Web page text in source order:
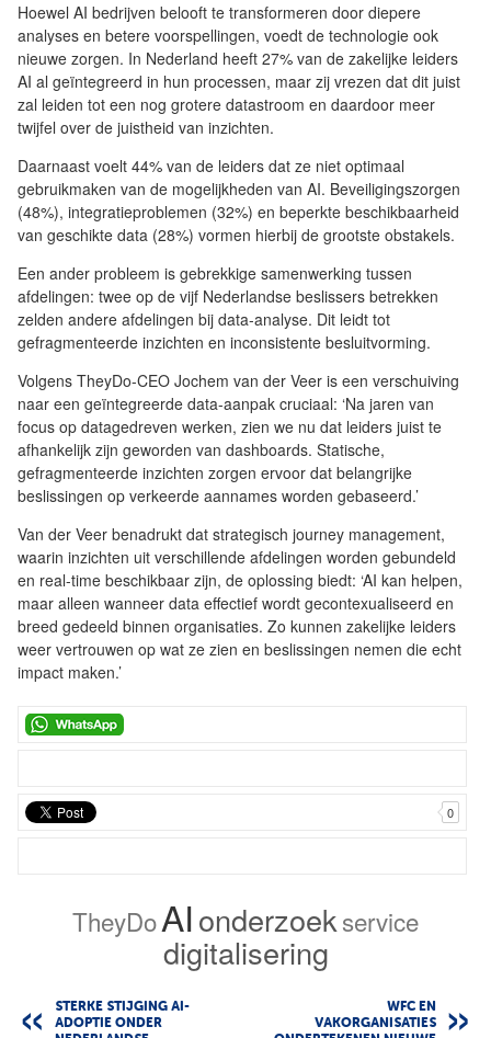
Hoewel AI bedrijven belooft te transformeren door diepere
analyses en betere voorspellingen, voedt de technologie ook
nieuwe zorgen. In Nederland heeft 27% van de zakelijke leiders
AI al geïntegreerd in hun processen, maar zij vrezen dat dit juist
zal leiden tot een nog grotere datastroom en daardoor meer
twijfel over de juistheid van inzichten.
Daarnaast voelt 44% van de leiders dat ze niet optimaal
gebruikmaken van de mogelijkheden van AI. Beveiligingszorgen
(48%), integratieproblemen (32%) en beperkte beschikbaarheid
van geschikte data (28%) vormen hierbij de grootste obstakels.
Een ander probleem is gebrekkige samenwerking tussen
afdelingen: twee op de vijf Nederlandse beslissers betrekken
zelden andere afdelingen bij data-analyse. Dit leidt tot
gefragmenteerde inzichten en inconsistente besluitvorming.
Volgens TheyDo-CEO Jochem van der Veer is een verschuiving
naar een geïntegreerde data-aanpak cruciaal: ‘Na jaren van
focus op datagedreven werken, zien we nu dat leiders juist te
afhankelijk zijn geworden van dashboards. Statische,
gefragmenteerde inzichten zorgen ervoor dat belangrijke
beslissingen op verkeerde aannames worden gebaseerd.’
Van der Veer benadrukt dat strategisch journey management,
waarin inzichten uit verschillende afdelingen worden gebundeld
en real-time beschikbaar zijn, de oplossing biedt: ‘AI kan helpen,
maar alleen wanneer data effectief wordt gecontexualiseerd en
breed gedeeld binnen organisaties. Zo kunnen zakelijke leiders
weer vertrouwen op wat ze zien en beslissingen nemen die echt
impact maken.’
0
TheyDoAIonderzoekservice
digitalisering
STERKE STIJGING AI-
ADOPTIE ONDER
WFC EN
VAKORGANISATIES